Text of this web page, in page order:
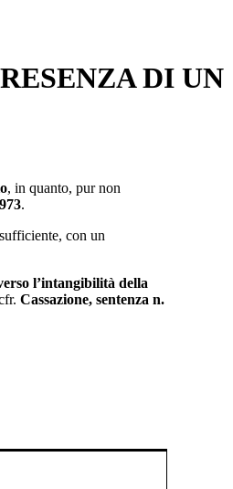
DI UN
, in quanto, pur non
.
con un
l’intangibilità della
Cassazione, sentenza n.